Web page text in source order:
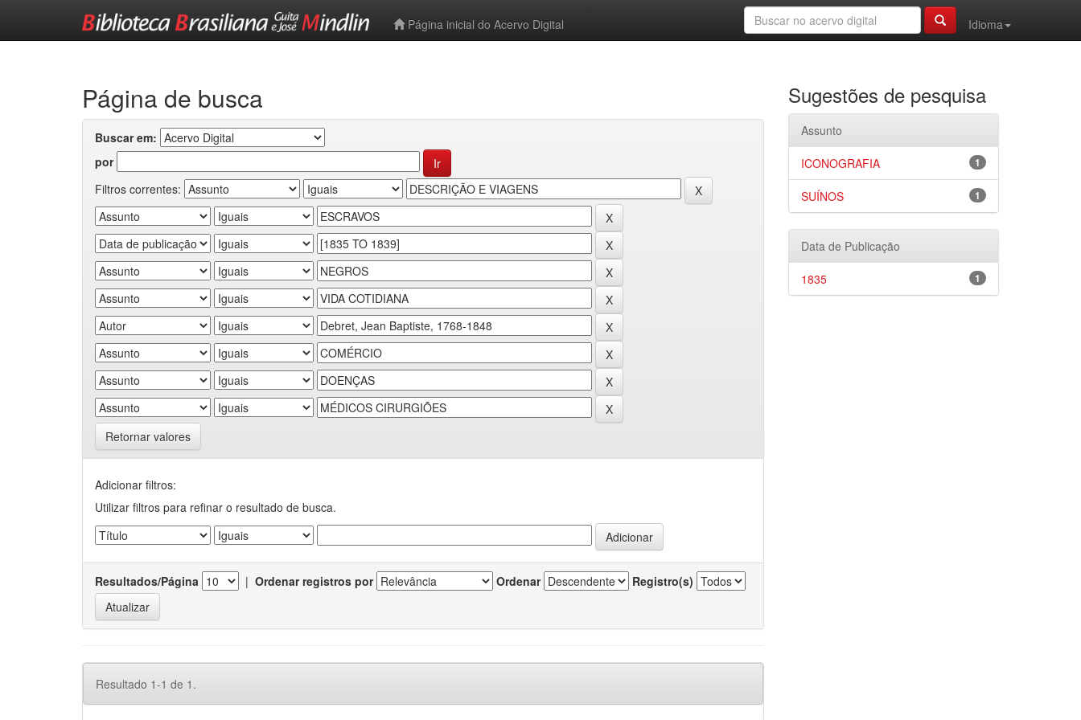
Página inicial do Acervo Digital
Idioma
Página de busca
Buscar em:
por
Filtros correntes:
Retornar valores
Adicionar filtros:
Utilizar filtros para refinar o resultado de busca.
Resultados/Página | Ordenar registros por Ordenar Registro(s)
Resultado 1-1 de 1.
Sugestões de pesquisa
Assunto
1
ICONOGRAFIA
1
SUÍNOS
Data de Publicação
1
1835